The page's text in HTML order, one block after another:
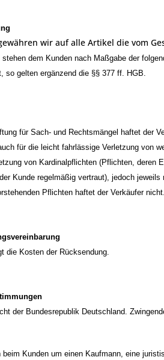
wir auf alle Artikel die vom
stehen dem Kunden nach Maßgabe der
so gelten ergänzend die §§ 377 ff. HGB.
für Sach- und Rechtsmängel haftet der
für die leicht fahrlässige Verletzung von
von Kardinalpflichten (Pflichten, deren
Kunde regelmäßig vertraut), jedoch
Pflichten haftet der Verkäufer nicht.
die Kosten der Rücksendung.
der Bundesrepublik Deutschland.
Kunden um einen Kaufmann, eine